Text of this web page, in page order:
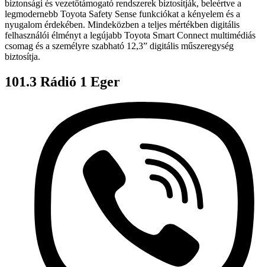
biztonsági és vezetőtámogató rendszerek biztosítják, beleértve a
legmodernebb Toyota Safety Sense funkciókat a kényelem és a
nyugalom érdekében. Mindeközben a teljes mértékben digitális
felhasználói élményt a legújabb Toyota Smart Connect multimédiás
csomag és a személyre szabható 12,3” digitális műszeregység
biztosítja.
101.3 Rádió 1 Eger